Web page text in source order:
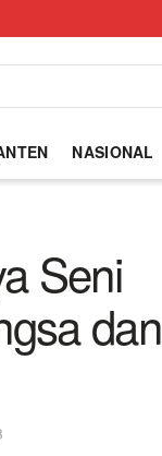
NASIONAL
Seni
dan